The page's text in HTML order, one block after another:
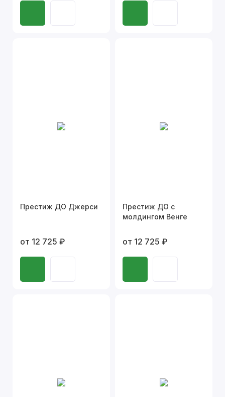
Престиж ДО Джерси
от 12 725 ₽
Престиж ДО с
молдингом Венге
от 12 725 ₽